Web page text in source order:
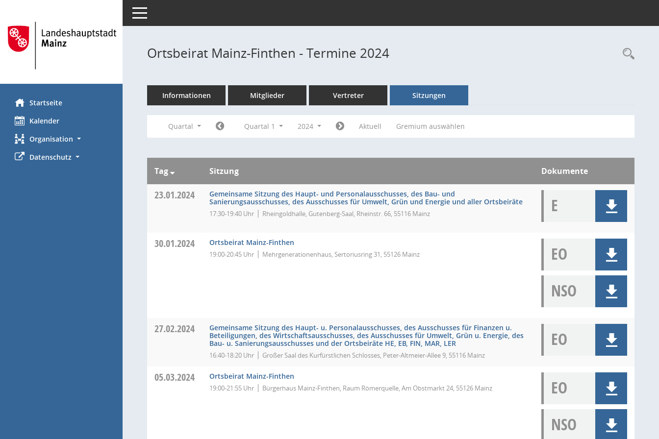
Startseite
Kalender
Organisation
Datenschutz
Toggle navigation
Ortsbeirat Mainz-Finthen - Termine 2024
Informationen Mitglieder Vertreter Sitzungen
Quartal Quartal 1 2024 Aktuell Gremium auswählen
Tag Sitzung Dokumente
23.01.2024
Gemeinsame Sitzung des Haupt- und Personalausschusses, des Bau- und
Sanierungsausschusses, des Ausschusses für Umwelt, Grün und Energie und aller Ortsbeiräte
17:30-19:40 Uhr Rheingoldhalle, Gutenberg-Saal, Rheinstr. 66, 55116 Mainz E
30.01.2024 Ortsbeirat Mainz-Finthen
19:00-20:45 Uhr Mehrgenerationenhaus, Sertoriusring 31, 55126 Mainz
EO
NSO
27.02.2024
Gemeinsame Sitzung des Haupt- u. Personalausschusses, des Ausschusses für Finanzen u.
Beteiligungen, des Wirtschaftsausschusses, des Ausschusses für Umwelt, Grün u. Energie, des
Bau- u. Sanierungsausschusses und der Ortsbeiräte HE, EB, FIN, MAR, LER
16:40-18:20 Uhr Großer Saal des Kurfürstlichen Schlosses, Peter-Altmeier-Allee 9, 55116 Mainz
EO
05.03.2024 Ortsbeirat Mainz-Finthen
19:00-21:55 Uhr Bürgerhaus Mainz-Finthen, Raum Römerquelle, Am Obstmarkt 24, 55126 Mainz
EO
NSO